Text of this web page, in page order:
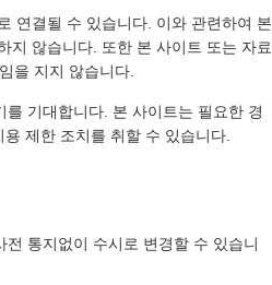
연결될 수 있습니다. 이와 관련하여 본
지 않습니다. 또한 본 사이트 또는 자료
을 지지 않습니다.
기대합니다. 본 사이트는 필요한 경
제한 조치를 취할 수 있습니다.
통지없이 수시로 변경할 수 있습니